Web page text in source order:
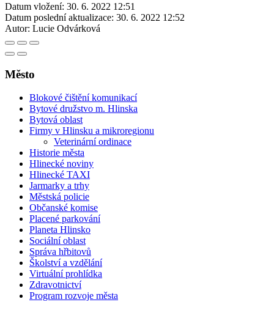
Datum vložení: 30. 6. 2022 12:51
Datum poslední aktualizace: 30. 6. 2022 12:52
Autor: Lucie Odvárková
Město
Blokové čištění komunikací
Bytové družstvo m. Hlinska
Bytová oblast
Firmy v Hlinsku a mikroregionu
Veterinární ordinace
Historie města
Hlinecké noviny
Hlinecké TAXI
Jarmarky a trhy
Městská policie
Občanské komise
Placené parkování
Planeta Hlinsko
Sociální oblast
Správa hřbitovů
Školství a vzdělání
Virtuální prohlídka
Zdravotnictví
Program rozvoje města